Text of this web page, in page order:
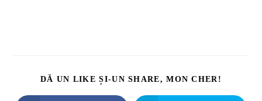
DĂ UN LIKE ȘI-UN SHARE, MON CHER!